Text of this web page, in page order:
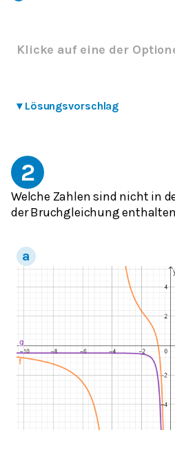
Klicke auf eine der
▾ Lösungsvorschlag
2
Welche Zahlen sind nicht in
der Bruchgleichung